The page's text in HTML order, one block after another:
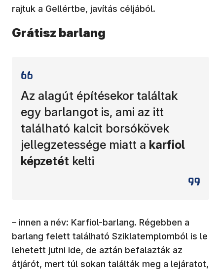
rajtuk a Gellértbe, javítás céljából.
Grátisz barlang
Az alagút építésekor találtak
egy barlangot is, ami az itt
található kalcit borsókövek
jellegzetessége miatt a karfiol
képzetét kelti
– innen a név: Karfiol-barlang. Régebben a
barlang felett található Sziklatemplomból is le
lehetett jutni ide, de aztán befalazták az
átjárót, mert túl sokan találták meg a lejáratot,